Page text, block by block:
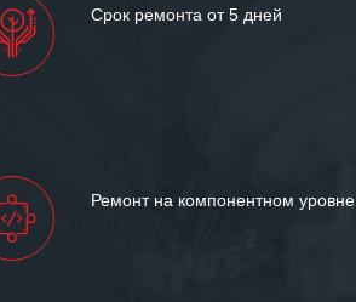
Срок ремонта от 5 дней
Ремонт на компонентном уровне